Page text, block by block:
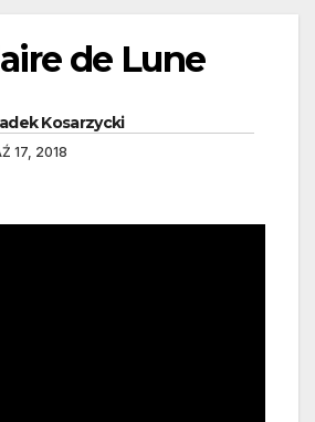
de Lune
Kosarzycki
17, 2018